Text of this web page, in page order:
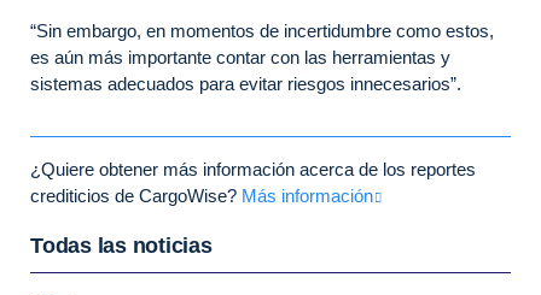
“Sin embargo, en momentos de incertidumbre como estos,
es aún más importante contar con las herramientas y
sistemas adecuados para evitar riesgos innecesarios”.
¿Quiere obtener más información acerca de los reportes
crediticios de CargoWise? Más información
Todas las noticias